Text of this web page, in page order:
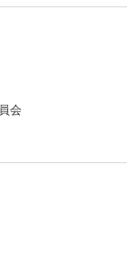
会